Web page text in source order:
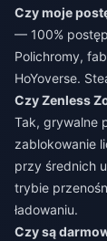
Czy moje
— 100%
Polichromy,
HoYoverse.
Czy Zenless
Tak, grywalne
zablokowanie
przy średnich
trybie
ładowaniu.
Czy są